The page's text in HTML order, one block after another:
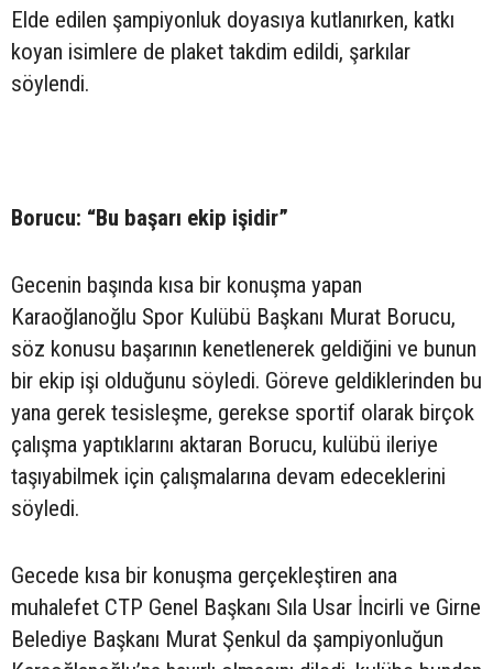
Elde edilen şampiyonluk doyasıya kutlanırken, katkı
koyan isimlere de plaket takdim edildi, şarkılar
söylendi.
Borucu: “Bu başarı ekip işidir”
Gecenin başında kısa bir konuşma yapan
Karaoğlanoğlu Spor Kulübü Başkanı Murat Borucu,
söz konusu başarının kenetlenerek geldiğini ve bunun
bir ekip işi olduğunu söyledi. Göreve geldiklerinden bu
yana gerek tesisleşme, gerekse sportif olarak birçok
çalışma yaptıklarını aktaran Borucu, kulübü ileriye
taşıyabilmek için çalışmalarına devam edeceklerini
söyledi.
Gecede kısa bir konuşma gerçekleştiren ana
muhalefet CTP Genel Başkanı Sıla Usar İncirli ve Girne
Belediye Başkanı Murat Şenkul da şampiyonluğun